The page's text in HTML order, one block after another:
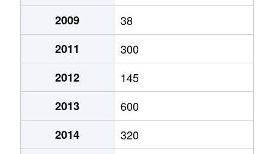
2009
38
2011
300
2012
145
2013
600
2014
320